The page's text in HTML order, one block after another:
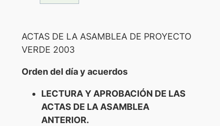
ACTAS DE LA ASAMBLEA DE PROYECTO
VERDE 2003
Orden del día y acuerdos
LECTURA Y APROBACIÓN DE LAS
ACTAS DE LA ASAMBLEA
ANTERIOR.